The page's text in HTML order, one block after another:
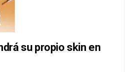
su propio skin en